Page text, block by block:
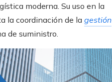
moderna. Su uso en la
la coordinación de la gestión
de suministro.